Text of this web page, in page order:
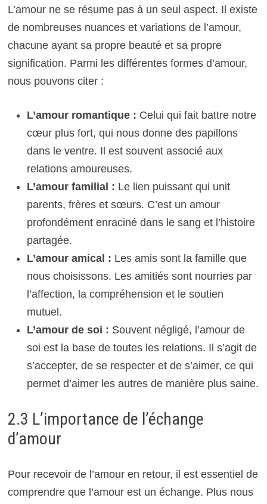
L’amour ne se résume pas à un seul aspect. Il existe
de nombreuses nuances et variations de l’amour,
chacune ayant sa propre beauté et sa propre
signification. Parmi les différentes formes d’amour,
nous pouvons citer :
L’amour romantique : Celui qui fait battre notre
cœur plus fort, qui nous donne des papillons
dans le ventre. Il est souvent associé aux
relations amoureuses.
L’amour familial : Le lien puissant qui unit
parents, frères et sœurs. C’est un amour
profondément enraciné dans le sang et l’histoire
partagée.
L’amour amical : Les amis sont la famille que
nous choisissons. Les amitiés sont nourries par
l’affection, la compréhension et le soutien
mutuel.
L’amour de soi : Souvent négligé, l’amour de
soi est la base de toutes les relations. Il s’agit de
s’accepter, de se respecter et de s’aimer, ce qui
permet d’aimer les autres de manière plus saine.
2.3 L’importance de l’échange
d’amour
Pour recevoir de l’amour en retour, il est essentiel de
comprendre que l’amour est un échange. Plus nous